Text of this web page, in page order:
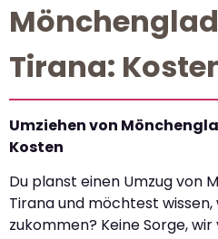
Tirana:
Umziehen von
Kosten
Du planst einen Umzug von
Tirana und möchtest
zukommen? Keine Sorge,